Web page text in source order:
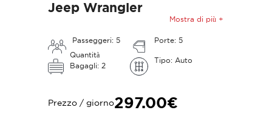
Jeep Wrangler
Passeggeri: 5
Porte: 5
Quantità
Bagagli: 2
Tipo: Auto
Mostra di più +
Prezzo / giorno297.00€